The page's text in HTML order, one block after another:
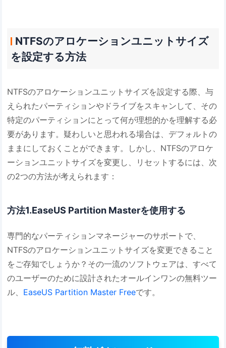
NTFSのアロケーションユニットサイズ
を設定する方法
NTFSのアロケーションユニットサイズを設定する際、与
えられたパーティションやドライブをスキャンして、その
特定のパーティションにとって何が理想的かを理解する必
要があります。疑わしいと思われる場合は、デフォルトの
ままにしておくことができます。しかし、NTFSのアロケ
ーションユニットサイズを変更し、リセットするには、次
の2つの方法が考えられます：
方法1.EaseUS Partition Masterを使用する
専門的なパーティションマネージャーのサポートで、
NTFSのアロケーションユニットサイズを変更できること
をご存知でしょうか？その一流のソフトウェアは、すべて
のユーザーのために設計されたオールインワンの無料ツー
ル、 EaseUS Partition Master Freeです。